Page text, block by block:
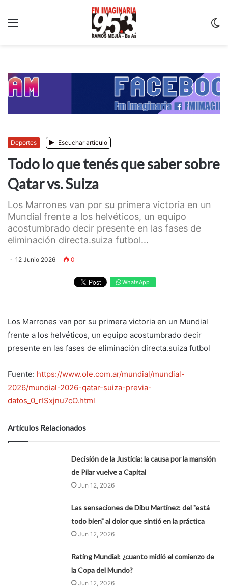
Deportes Escuchar artículo
Todo lo que tenés que saber sobre
Qatar vs. Suiza
Los Marrones van por su primera victoria en un
Mundial frente a los helvéticos, un equipo
acostumbrado decir presente en las fases de
eliminación directa.suiza futbol...
12 Junio 2026 0
WhatsApp
Los Marrones van por su primera victoria en un Mundial
frente a los helvéticos, un equipo acostumbrado decir
presente en las fases de eliminación directa.suiza futbol
Fuente: https://www.ole.com.ar/mundial/mundial-
2026/mundial-2026-qatar-suiza-previa-
datos_0_rISxjnu7cO.html
Artículos Relacionados
Decisión de la Justicia: la causa por la mansión
de Pilar vuelve a Capital
Jun 12, 2026
Las sensaciones de Dibu Martínez: del "está
todo bien" al dolor que sintió en la práctica
Jun 12, 2026
Rating Mundial: ¿cuanto midió el comienzo de
la Copa del Mundo?
Jun 12, 2026